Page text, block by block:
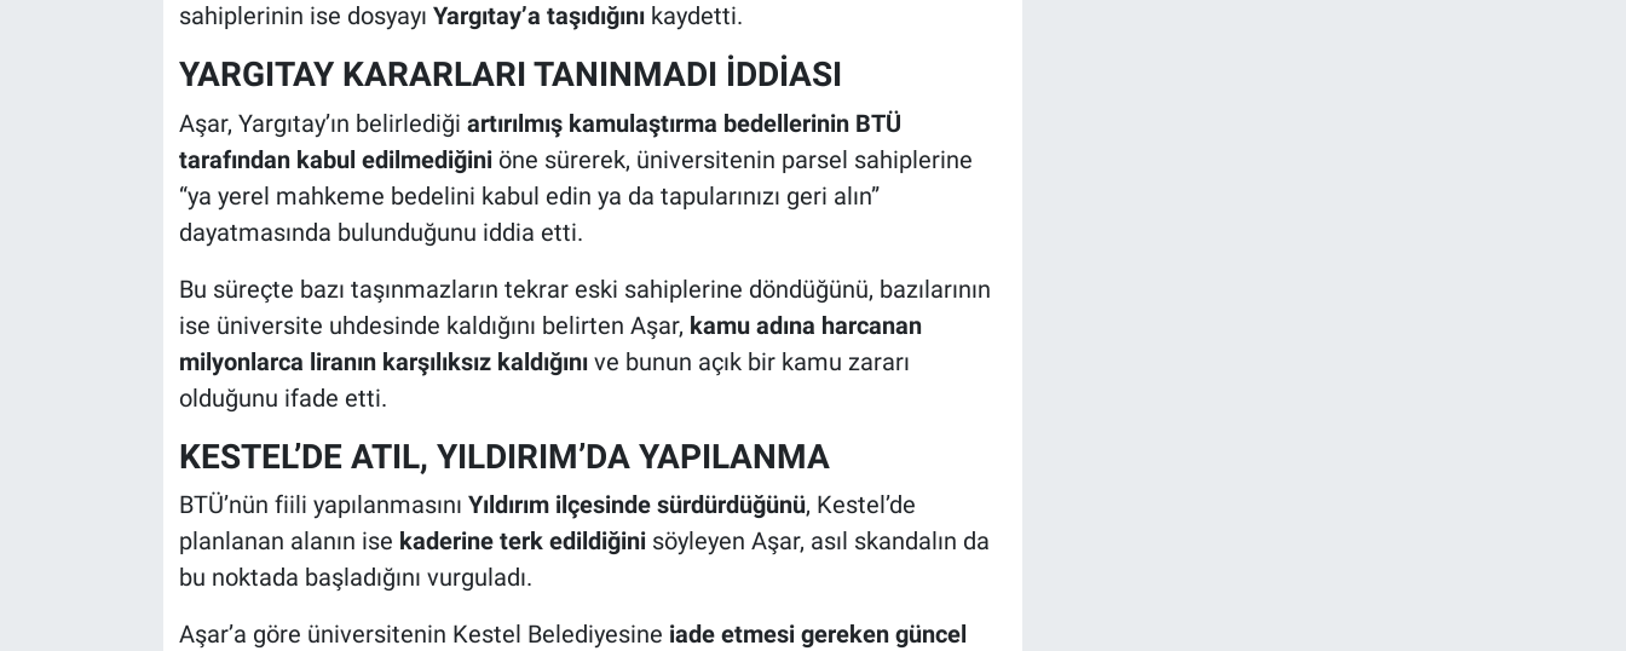
sahiplerinin ise dosyayı Yargıtay’a taşıdığınıkaydetti.
YARGITAY KARARLARI TANINMADI İDDİASI
Aşar, Yargıtay’ın belirlediği artırılmış kamulaştırma bedellerinin BTÜ
tarafından kabul edilmediğiniöne sürerek, üniversitenin parsel sahiplerine
“ya yerel mahkeme bedelini kabul edin ya da tapularınızı geri alın”
dayatmasında bulunduğunu iddia etti.
Bu süreçte bazı taşınmazların tekrar eski sahiplerine döndüğünü, bazılarının
ise üniversite uhdesinde kaldığını belirten Aşar, kamu adına harcanan
milyonlarca liranın karşılıksız kaldığınıve bunun açık bir kamu zararı
olduğunu ifade etti.
KESTEL’DE ATIL, YILDIRIM’DA YAPILANMA
BTÜ’nün fiili yapılanmasını Yıldırım ilçesinde sürdürdüğünü, Kestel’de
planlanan alanın ise kaderine terk edildiğinisöyleyen Aşar, asıl skandalın da
bu noktada başladığını vurguladı.
Aşar’a göre üniversitenin Kestel Belediyesine iade etmesi gereken güncel